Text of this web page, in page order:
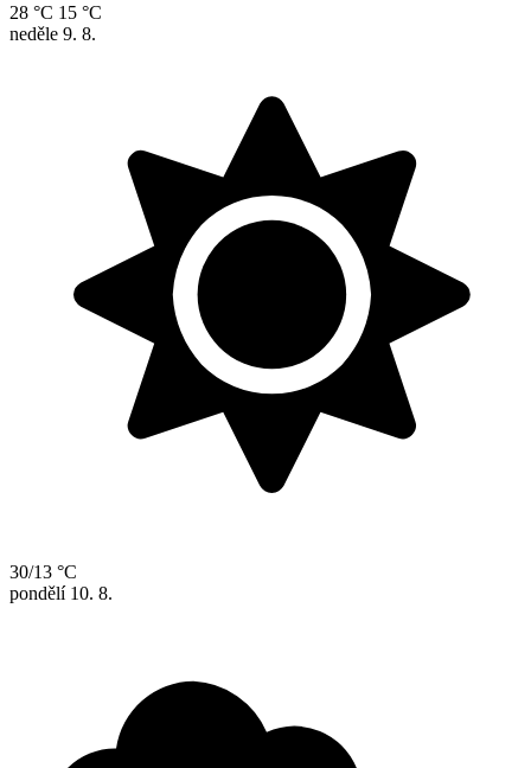
28 °C 15 °C
neděle 9. 8.
30/13 °C
pondělí 10. 8.